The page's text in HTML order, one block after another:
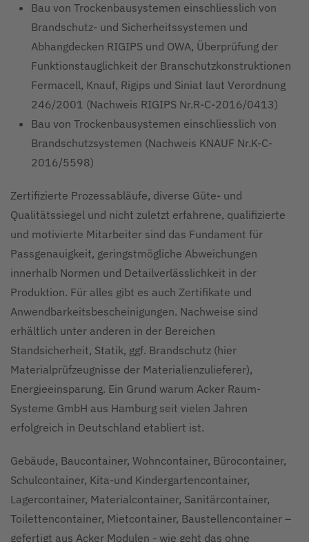
Bau von Trockenbausystemen einschliesslich von
Brandschutz- und Sicherheitssystemen und
Abhangdecken RIGIPS und OWA, Überprüfung der
Funktionstauglichkeit der Branschutzkonstruktionen
Fermacell, Knauf, Rigips und Siniat laut Verordnung
246/2001 (Nachweis RIGIPS Nr.R-C-2016/0413)
Bau von Trockenbausystemen einschliesslich von
Brandschutzsystemen (Nachweis KNAUF Nr.K-C-
2016/5598)
Zertifizierte Prozessabläufe, diverse Güte- und
Qualitätssiegel und nicht zuletzt erfahrene, qualifizierte
und motivierte Mitarbeiter sind das Fundament für
Passgenauigkeit, geringstmögliche Abweichungen
innerhalb Normen und Detailverlässlichkeit in der
Produktion. Für alles gibt es auch Zertifikate und
Anwendbarkeitsbescheinigungen. Nachweise sind
erhältlich unter anderen in der Bereichen
Standsicherheit, Statik, ggf. Brandschutz (hier
Materialprüfzeugnisse der Materialienzulieferer),
Energieeinsparung. Ein Grund warum Acker Raum-
Systeme GmbH aus Hamburg seit vielen Jahren
erfolgreich in Deutschland etabliert ist.
Gebäude, Baucontainer, Wohncontainer, Bürocontainer,
Schulcontainer, Kita-und Kindergartencontainer,
Lagercontainer, Materialcontainer, Sanitärcontainer,
Toilettencontainer, Mietcontainer, Baustellencontainer –
gefertigt aus Acker Modulen - wie geht das ohne